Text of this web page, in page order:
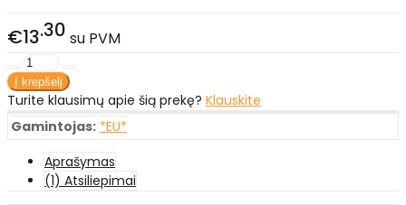
€13 30 su PVM
Turite klausimų apie šią prekę? Klauskite
Gamintojas: *EU*
Aprašymas
(1) Atsiliepimai